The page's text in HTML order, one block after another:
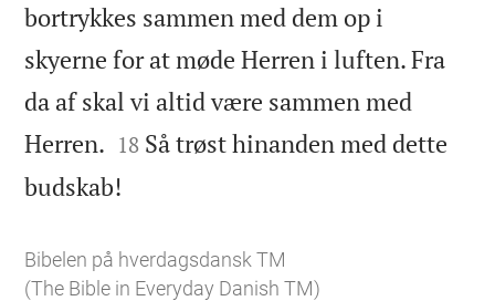
bortrykkes sammen med dem op i
skyerne for at møde Herren i luften. Fra
da af skal vi altid være sammen med
Herren. 

18 Så trøst hinanden med dette
budskab!
Bibelen på hverdagsdansk TM
(The Bible in Everyday Danish TM)